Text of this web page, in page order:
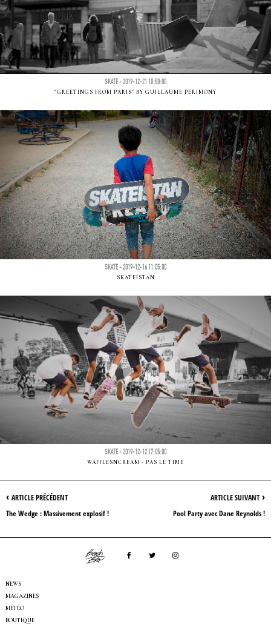
SKATE - 2019-12-21 10:50:00
"GREETINGS FROM PARIS" BY GUILLAUME PERIMONY
SKATE - 2019-12-16 11:05:00
SKATEISTAN
SKATE - 2019-12-12 17:05:00
WAFFLESNCREAM - PAS LE TIME
ARTICLE SUIVANT ›
Pool Party avec Dane Reynolds !
‹ ARTICLE PRÉCÉDENT
The Wedge : Massivement explosif !
NEWS
MAGAZINES
MÉTÉO
BOUTIQUE